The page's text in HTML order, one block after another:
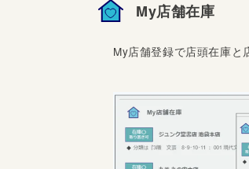
My店舗在庫
My店舗登録で店頭在庫